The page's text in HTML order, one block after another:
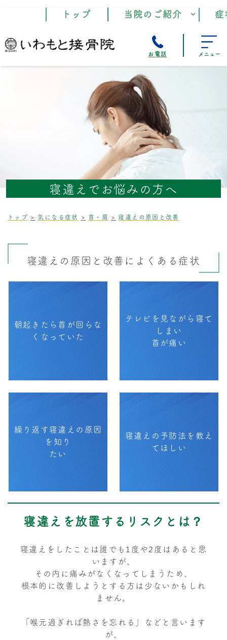
トップ 当院のご紹介
お電話 メニュー
寝違えでお悩みの方へ
トップ 気になる症状 首・肩 寝違えの原因と改善
寝違えの原因と改善によくある症状
朝起きたら首が回らな
くなっていた
テレビを見ながら寝て
しまい
首が痛い
繰り返す寝違えの原因
を知り
たい
寝違えの予防法を教え
てほしい
寝違えを放置するリスクとは？
寝違えをしたことは誰でも1度や2度はあると思
いますが、
その内に痛みがなくなってしまうため、
根本的に改善しようとする方は少ないかもしれ
ません。
「喉元過ぎれば熱さを忘れる」などと言います
が、